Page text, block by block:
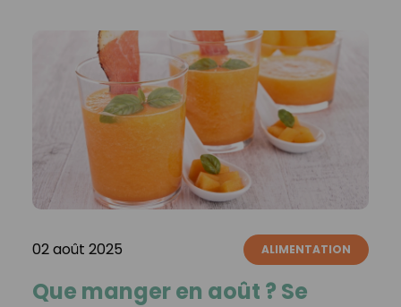
02 août 2025 ALIMENTATION
Que manger en août ? Se